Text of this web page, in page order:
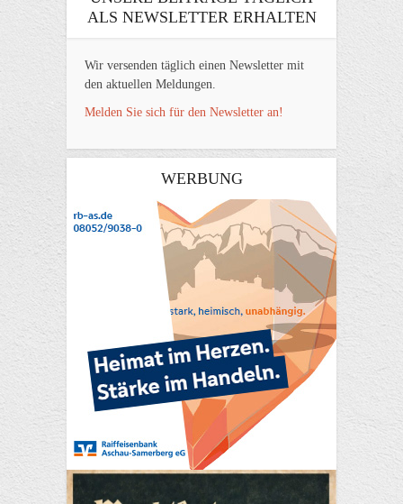
ALS NEWSLETTER ERHALTEN
Wir versenden täglich einen Newsletter mit
den aktuellen Meldungen.
Melden Sie sich für den Newsletter an!
WERBUNG